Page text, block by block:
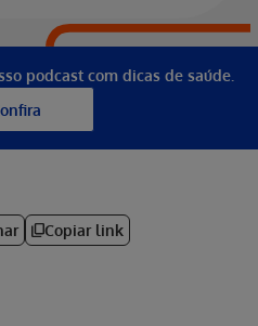
podcast com dicas de saúde.
Copiar link